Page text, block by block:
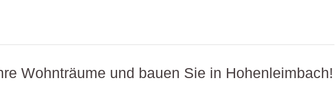
Wohnträume und bauen Sie in Hohenleimbach!